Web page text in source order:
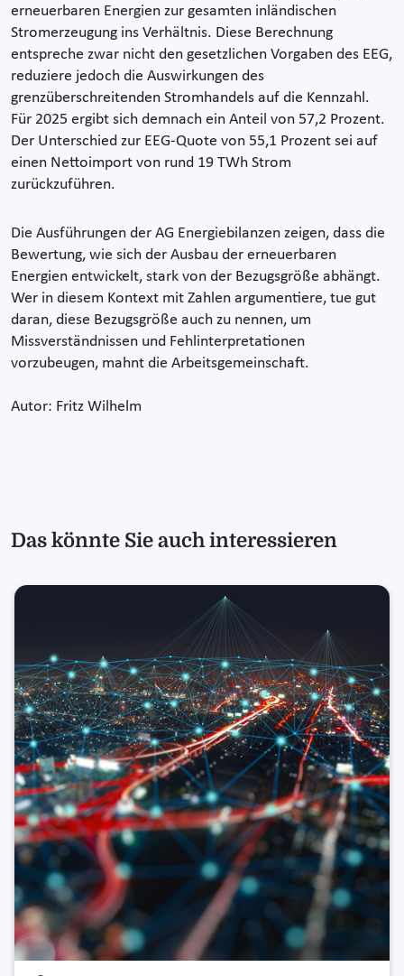
erneuerbaren Energien zur gesamten inländischen
Stromerzeugung ins Verhältnis. Diese Berechnung
entspreche zwar nicht den gesetzlichen Vorgaben des EEG,
reduziere jedoch die Auswirkungen des
grenzüberschreitenden Stromhandels auf die Kennzahl.
Für 2025 ergibt sich demnach ein Anteil von 57,2 Prozent.
Der Unterschied zur EEG-Quote von 55,1 Prozent sei auf
einen Nettoimport von rund 19 TWh Strom
zurückzuführen.
Die Ausführungen der AG Energiebilanzen zeigen, dass die
Bewertung, wie sich der Ausbau der erneuerbaren
Energien entwickelt, stark von der Bezugsgröße abhängt.
Wer in diesem Kontext mit Zahlen argumentiere, tue gut
daran, diese Bezugsgröße auch zu nennen, um
Missverständnissen und Fehlinterpretationen
vorzubeugen, mahnt die Arbeitsgemeinschaft.
Autor: Fritz Wilhelm
Das könnte Sie auch interessieren